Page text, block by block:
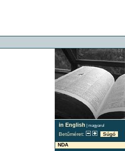
in English | magyarul
Betűméret:
Súgó
NDA